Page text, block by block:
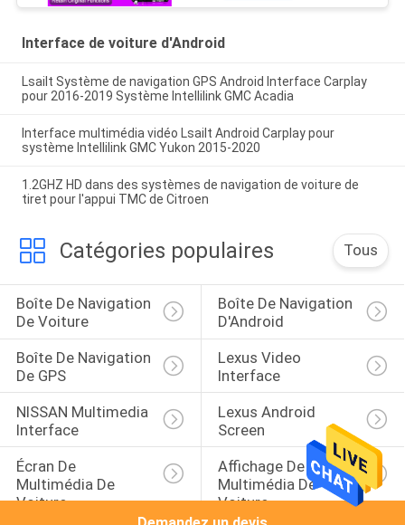
Interface de voiture d'Android
Lsailt Système de navigation GPS Android Interface Carplay
pour 2016-2019 Système Intellilink GMC Acadia
Interface multimédia vidéo Lsailt Android Carplay pour
système Intellilink GMC Yukon 2015-2020
1.2GHZ HD dans des systèmes de navigation de voiture de
tiret pour l'appui TMC de Citroen
Catégories populaires Tous
Boîte De Navigation
De Voiture
Boîte De Navigation
D'Android
Boîte De Navigation
De GPS
Lexus Video
Interface
NISSAN Multimedia
Interface
Lexus Android
Screen
Écran De
Multimédia De
Voiture
Affichage De
Multimédia De
Voiture